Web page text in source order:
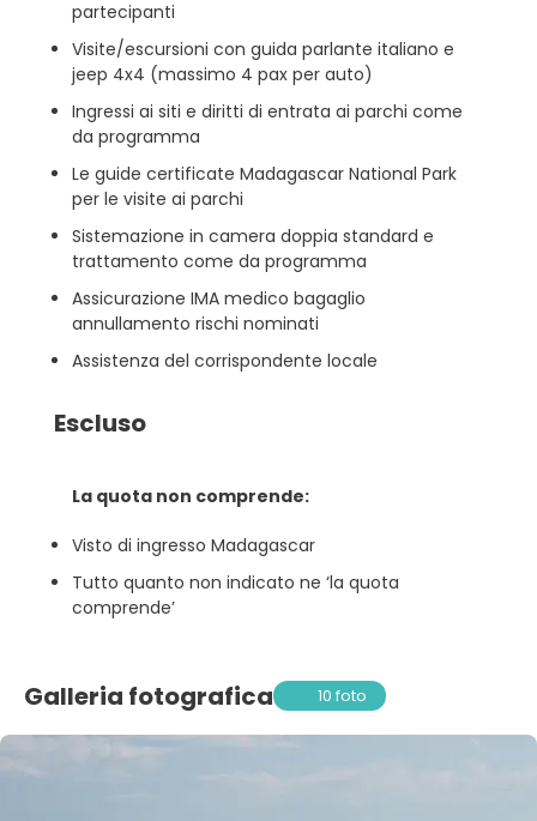
partecipanti
Visite/escursioni con guida parlante italiano e
jeep 4x4 (massimo 4 pax per auto)
Ingressi ai siti e diritti di entrata ai parchi come
da programma
Le guide certificate Madagascar National Park
per le visite ai parchi
Sistemazione in camera doppia standard e
trattamento come da programma
Assicurazione IMA medico bagaglio
annullamento rischi nominati
Assistenza del corrispondente locale
Escluso
La quota non comprende:
Visto di ingresso Madagascar
Tutto quanto non indicato ne ‘la quota
comprende’
Galleria fotografica 10 foto